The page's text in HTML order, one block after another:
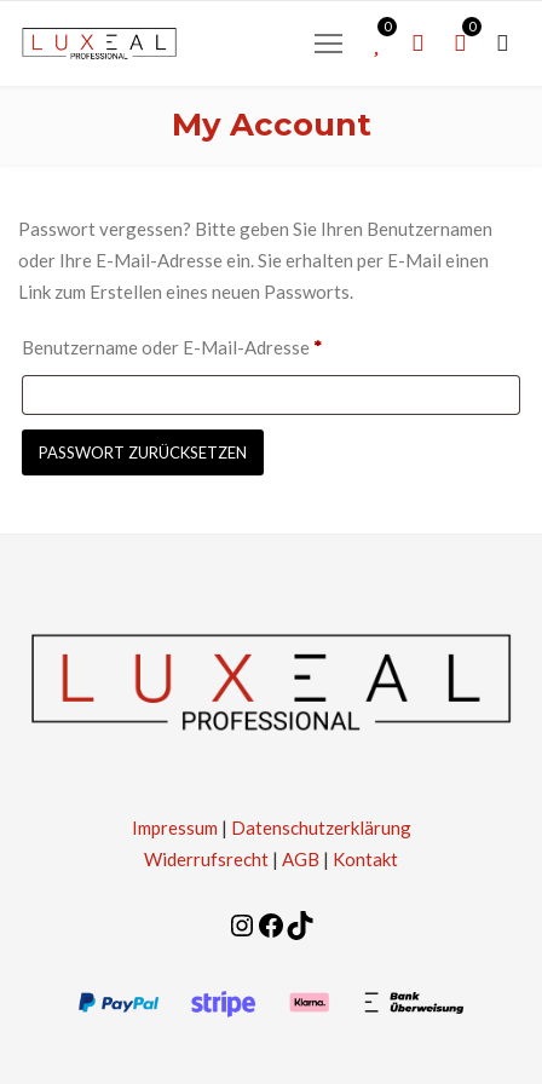
0 0
My Account
Passwort vergessen? Bitte geben Sie Ihren Benutzernamen
oder Ihre E-Mail-Adresse ein. Sie erhalten per E-Mail einen
Link zum Erstellen eines neuen Passworts.
Benutzername oder E-Mail-Adresse*Erforderlich
PASSWORT ZURÜCKSETZEN
Impressum | Datenschutzerklärung
Widerrufsrecht | AGB | Kontakt
Instagram
Facebook